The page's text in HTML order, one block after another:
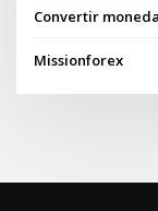
Convertir
Missionforex